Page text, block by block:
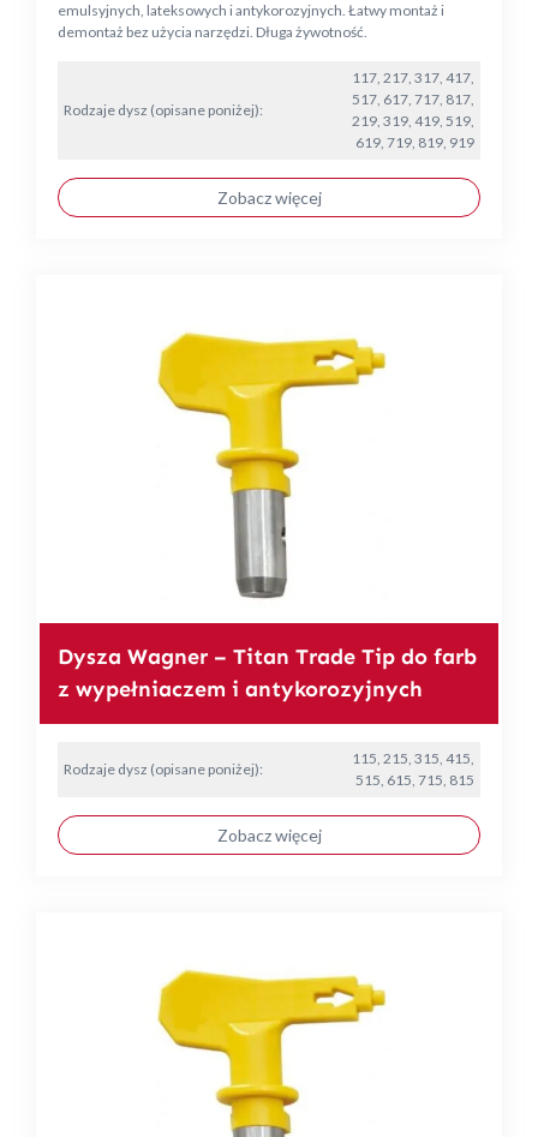
emulsyjnych, lateksowych i antykorozyjnych. Łatwy montaż i
demontaż bez użycia narzędzi. Długa żywotność.
Rodzaje dysz (opisane poniżej):
117, 217, 317, 417,
517, 617, 717, 817,
219, 319, 419, 519,
619, 719, 819, 919
Zobacz więcej
Dysza Wagner – Titan Trade Tip do farb
z wypełniaczem i antykorozyjnych
Rodzaje dysz (opisane poniżej):
115, 215, 315, 415,
515, 615, 715, 815
Zobacz więcej